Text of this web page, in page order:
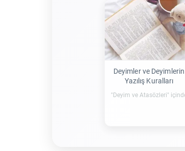
Deyimler ve Deyimlerin
Yazılış Kuralları
"Deyim ve Atasözleri"